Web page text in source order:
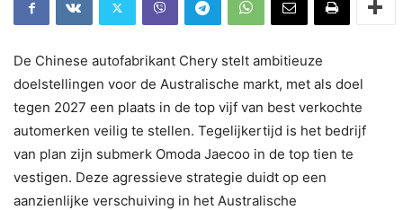
De Chinese autofabrikant Chery stelt ambitieuze
doelstellingen voor de Australische markt, met als doel
tegen 2027 een plaats in de top vijf van best verkochte
automerken veilig te stellen. Tegelijkertijd is het bedrijf
van plan zijn submerk Omoda Jaecoo in de top tien te
vestigen. Deze agressieve strategie duidt op een
aanzienlijke verschuiving in het Australische